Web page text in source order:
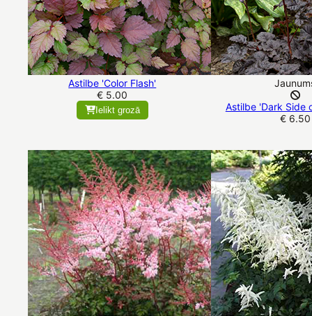
Astilbe 'Color Flash'
€ 5.00
Ielikt grozā
Astilbe 'Dark Side
€ 6.50